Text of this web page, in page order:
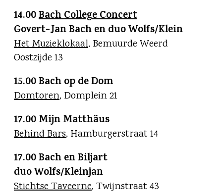
14.00Bach College Concert
Govert-Jan Bach en duo Wolfs/Klein
Het Muzieklokaal, Bemuurde Weerd
Oostzijde 13
15.00 Bach op de Dom
Domtoren, Domplein 21
17.00 Mijn Matthäus
Behind Bars, Hamburgerstraat 14
17.00 Bach en Biljart
duo Wolfs/Kleinjan
Stichtse Taveerne, Twijnstraat 43